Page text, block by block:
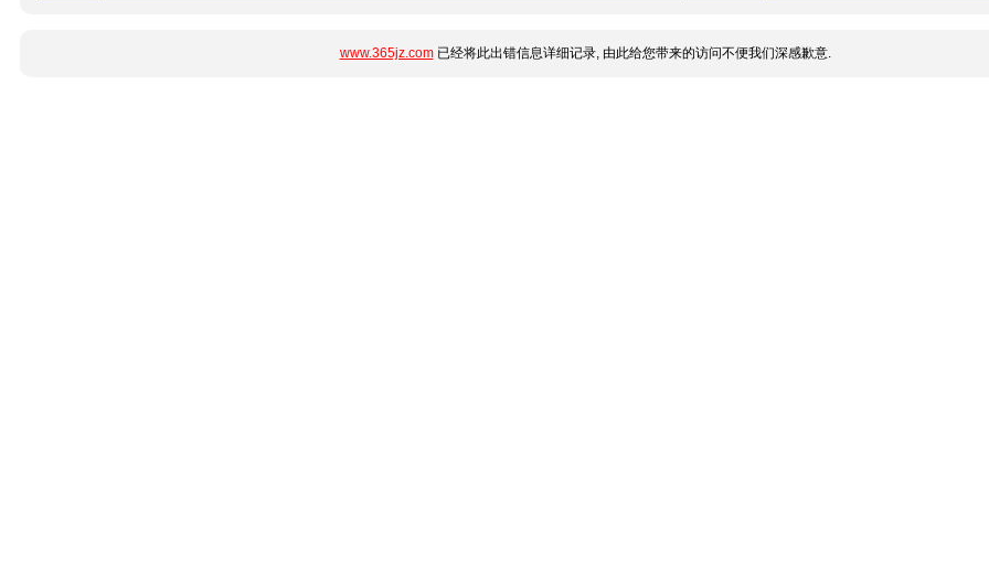
www.365jz.com已经将此出错信息详细记录, 由此给您带来的访问不便我们深感歉意.